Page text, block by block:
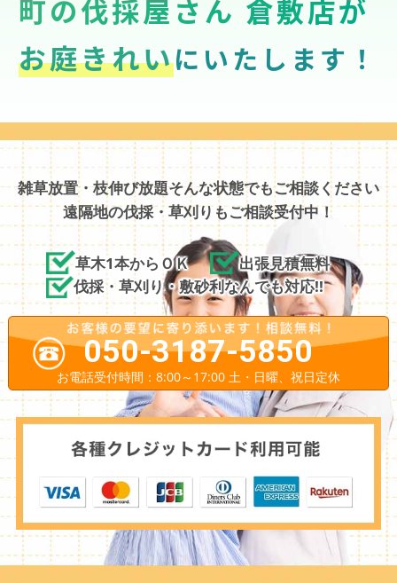
町の伐採屋さん 倉敷店が
お庭きれいにいたします！
雑草放置・枝伸び放題そんな状態でもご相談ください
遠隔地の伐採・草刈りもご相談受付中！
草木1本からＯＫ
出張見積無料
伐採・草刈り・敷砂利なんでも対応!!
050-3187-5850
お電話受付時間：8:00～17:00 土・日曜、祝日定休